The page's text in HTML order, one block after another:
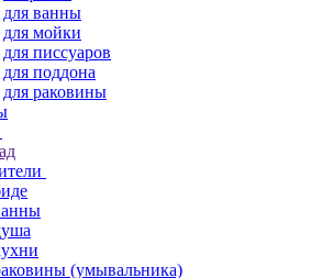
для ванны
для мойки
для писсуаров
для поддона
для раковины
(умывальника)